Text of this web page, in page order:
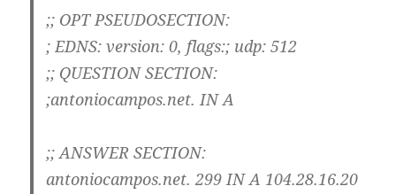
;; OPT PSEUDOSECTION:
; EDNS: version: 0, flags:; udp: 512
;; QUESTION SECTION:
;antoniocampos.net. IN A
;; ANSWER SECTION:
antoniocampos.net. 299 IN A 104.28.16.20